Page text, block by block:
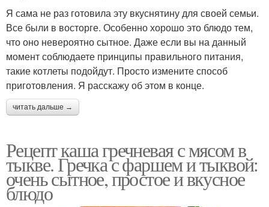
Я сама не раз готовила эту вкуснятину для своей семьи.
Все были в восторге. Особенно хорошо это блюдо тем,
что оно невероятно сытное. Даже если вы на данный
момент соблюдаете принципы правильного питания,
такие котлеты подойдут. Просто измените способ
приготовления. Я расскажу об этом в конце.
читать дальше →
Рецепт каша гречневая с мясом в
тыкве. Гречка с фаршем и тыквой:
очень сытное, простое и вкусное
блюдо